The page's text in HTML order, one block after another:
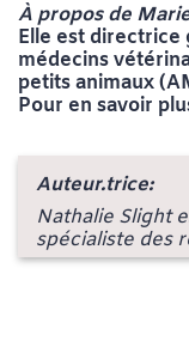
À propos de
Elle est directrice
médecins
petits animaux
Pour en savoir
Auteur.trice:
Nathalie Slight
spécialiste des